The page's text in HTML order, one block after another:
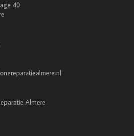
40
Almere